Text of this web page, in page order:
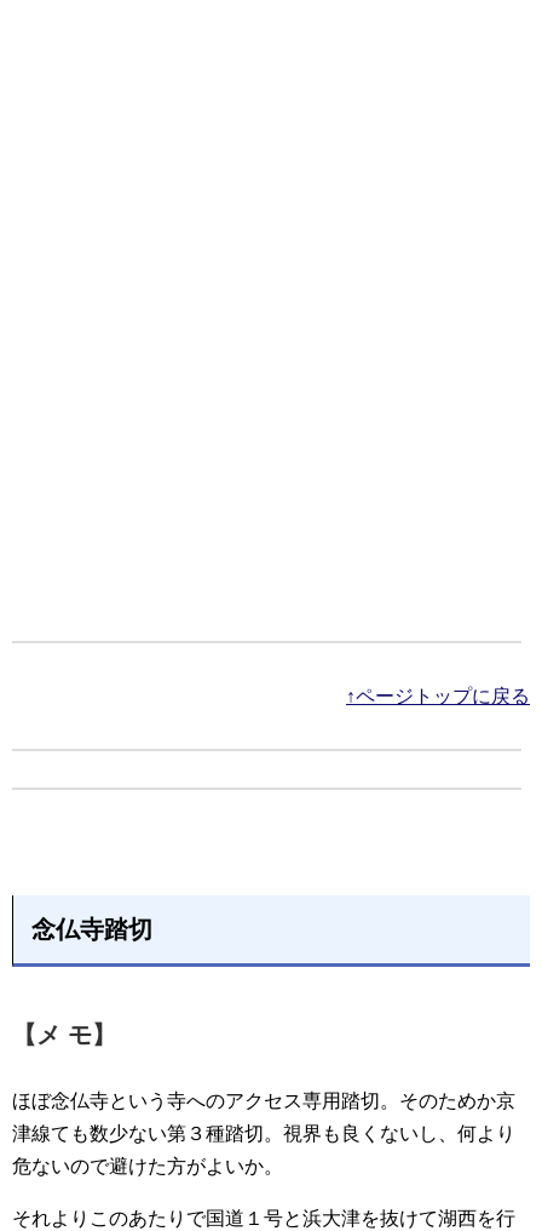
↑ページトップに戻る
念仏寺踏切
【メ モ】
ほぼ念仏寺という寺へのアクセス専用踏切。そのためか京
津線ても数少ない第３種踏切。視界も良くないし、何より
危ないので避けた方がよいか。
それよりこのあたりで国道１号と浜大津を抜けて湖西を行